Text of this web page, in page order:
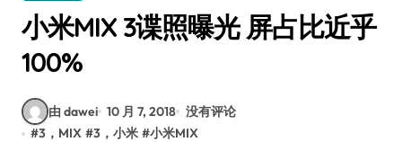
小米MIX 3谍照曝光 屏占比近乎
100%
由 dawei 10 月 7, 2018 没有评论
#3，MIX #3，小米 #小米MIX